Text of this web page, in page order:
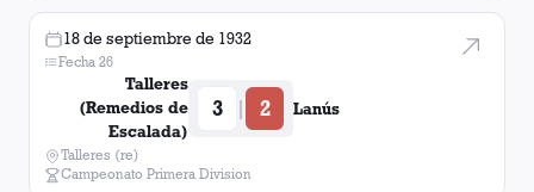
18 de septiembre de 1932
Fecha 26
Talleres
(Remedios de
Escalada)
3 | 2 Lanús
Talleres (re)
Campeonato Primera Division